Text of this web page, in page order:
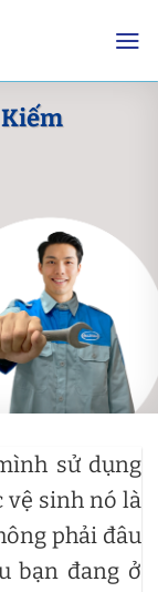
sử dụng
vệ sinh nó là
phải đâu
bạn đang ở